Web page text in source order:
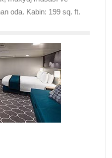
oda. Kabin: 199 sq. ft.